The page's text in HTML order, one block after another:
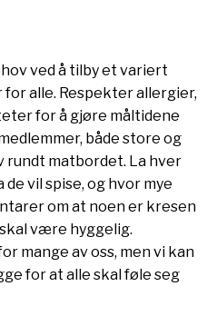
ved å tilby et variert
for alle. Respekter allergier,
for å gjøre måltidene
både store og
rundt matbordet. La hver
vil spise, og hvor mye
om at noen er kresen
være hyggelig.
mange av oss, men vi kan
for at alle skal føle seg